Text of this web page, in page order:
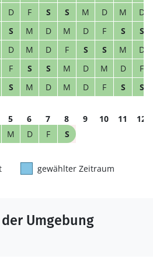
D F S S M D M
D
S M D M D F S
S
D M D F S S M
D
F S S M D M D
F
S M D M D F S S
5 6 7 8 9 10 11
12
M D F S
gewählter Zeitraum
Umgebung